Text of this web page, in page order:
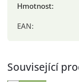
Hmotnost:
EAN:
Související